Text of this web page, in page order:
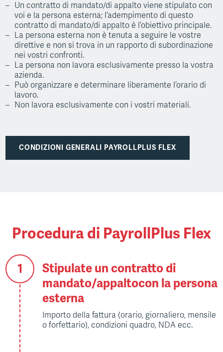
Un contratto di mandato/di appalto viene stipulato con
voi e la persona esterna; l’adempimento di questo
contratto di mandato/di appalto è l’obiettivo principale.
La persona esterna non è tenuta a seguire le vostre
direttive e non si trova in un rapporto di subordinazione
nei vostri confronti.
La persona non lavora esclusivamente presso la vostra
azienda.
Può organizzare e determinare liberamente l’orario di
lavoro.
Non lavora esclusivamente con i vostri materiali.
CONDIZIONI GENERALI PAYROLLPLUS FLEX
Procedura di PayrollPlus Flex
Stipulate un contratto di
mandato/appaltocon la persona
esterna
Importo della fattura (orario, giornaliero, mensile
o forfettario), condizioni quadro, NDA ecc.